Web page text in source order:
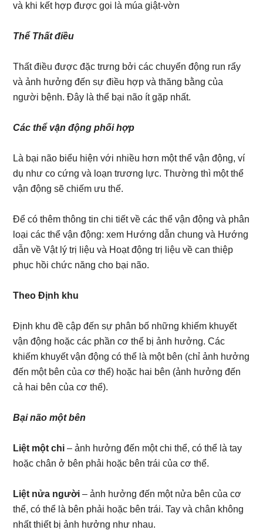
và khi kết hợp được gọi là múa giật-vờn
Thể Thất điều
Thất điều được đặc trưng bởi các chuyển động run rẩy
và ảnh hưởng đến sự điều hợp và thăng bằng của
người bệnh. Đây là thể bại não ít gặp nhất.
Các thể vận động phối hợp
Là bại não biểu hiện với nhiều hơn một thể vận động, ví
dụ như co cứng và loạn trương lực. Thường thì một thể
vận động sẽ chiếm ưu thế.
Để có thêm thông tin chi tiết về các thể vận động và phân
loại các thể vận động: xem Hướng dẫn chung và Hướng
dẫn về Vật lý trị liệu và Hoạt động trị liệu về can thiệp
phục hồi chức năng cho bại não.
Theo Định khu
Định khu đề cập đến sự phân bố những khiếm khuyết
vận động hoặc các phần cơ thể bị ảnh hưởng. Các
khiếm khuyết vận động có thể là một bên (chỉ ảnh hưởng
đến một bên của cơ thể) hoặc hai bên (ảnh hưởng đến
cả hai bên của cơ thể).
Bại não một bên
Liệt một chi – ảnh hưởng đến một chi thể, có thể là tay
hoặc chân ở bên phải hoặc bên trái của cơ thể.
Liệt nửa người – ảnh hưởng đến một nửa bên của cơ
thể, có thể là bên phải hoặc bên trái. Tay và chân không
nhất thiết bị ảnh hưởng như nhau.